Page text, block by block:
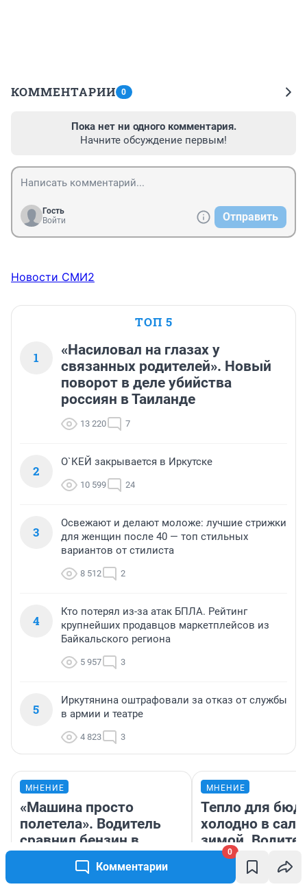
Комментарии
0
КОММЕНТАРИИ 0
Пока нет ни одного комментария.
Начните обсуждение первым!
Гость
Войти
Отправить
Новости СМИ2
ТОП 5
1
«Насиловал на глазах у
связанных родителей». Новый
поворот в деле убийства
россиян в Таиланде
13 220 7
2
О`КЕЙ закрывается в Иркутске
10 599 24
3
Освежают и делают моложе: лучшие стрижки
для женщин после 40 — топ стильных
вариантов от стилиста
8 512 2
4
Кто потерял из-за атак БПЛА. Рейтинг
крупнейших продавцов маркетплейсов из
Байкальского региона
5 957 3
5
Иркутянина оштрафовали за отказ от службы
в армии и театре
4 823 3
МНЕНИЕ
«Машина просто
полетела». Водитель
сравнил бензин в
Казахстане и России
МНЕНИЕ
Тепло для
холодно в
зимой.
ездит на
плюсы и